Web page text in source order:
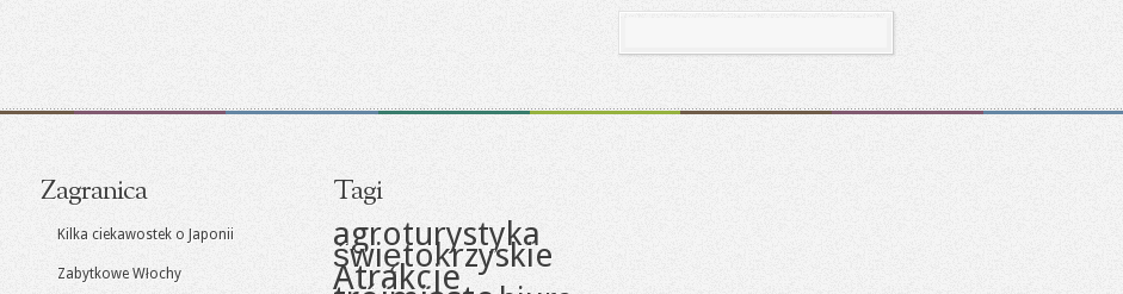
Zagranica
Kilka ciekawostek o Japonii
Zabytkowe Włochy
Tagi
agroturystyka
świętokrzyskie
Atrakcje